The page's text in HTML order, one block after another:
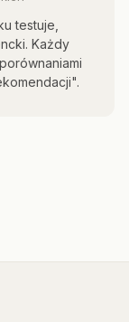
testuje,
Każdy